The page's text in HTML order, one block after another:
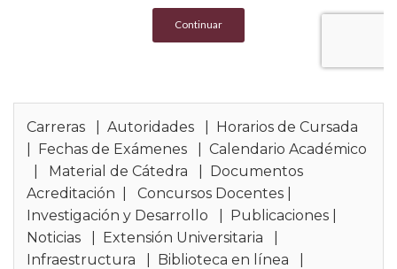
Carreras |Autoridades
Horarios de Cursada
Fechas de Exámenes |Calendario Académico
Material de Cátedra
Documentos
Acreditación |Concursos Docentes
Investigación y Desarrollo
Publicaciones
Noticias
Extensión Universitaria
Infraestructura
Biblioteca en línea